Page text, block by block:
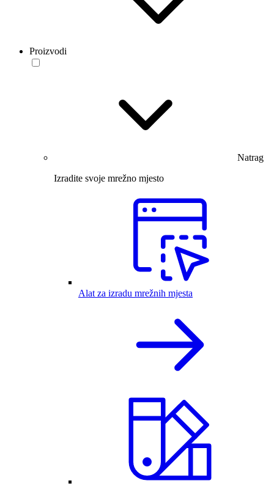
Proizvodi
Natrag
Izradite svoje mrežno mjesto
Alat za izradu mrežnih mjesta